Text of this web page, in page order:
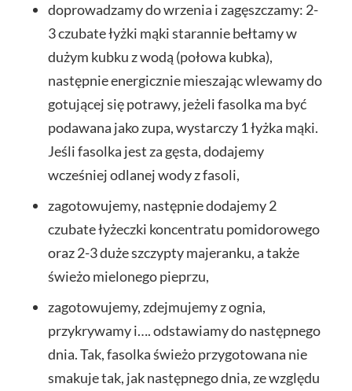
doprowadzamy do wrzenia i zagęszczamy: 2-
3 czubate łyżki mąki starannie bełtamy w
dużym kubku z wodą (połowa kubka),
następnie energicznie mieszając wlewamy do
gotującej się potrawy, jeżeli fasolka ma być
podawana jako zupa, wystarczy 1 łyżka mąki.
Jeśli fasolka jest za gęsta, dodajemy
wcześniej odlanej wody z fasoli,
zagotowujemy, następnie dodajemy 2
czubate łyżeczki koncentratu pomidorowego
oraz 2-3 duże szczypty majeranku, a także
świeżo mielonego pieprzu,
zagotowujemy, zdejmujemy z ognia,
przykrywamy i…. odstawiamy do następnego
dnia. Tak, fasolka świeżo przygotowana nie
smakuje tak, jak następnego dnia, ze względu